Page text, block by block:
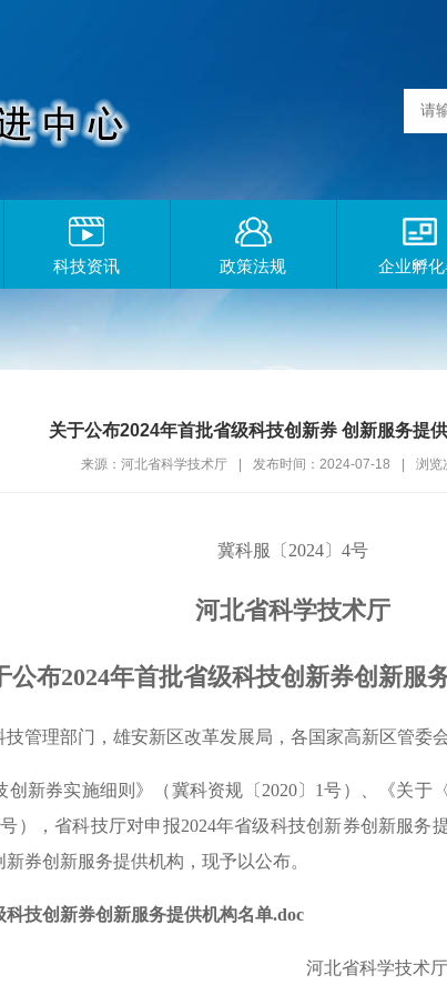
科技资讯 政策法规 企业孵化
关于公布2024年首批省级科技创新券 创新服务提
来源：河北省科学技术厅 发布时间：2024-07-18 浏览
冀科服〔2024〕4号
河北省科学技术厅
公布2024年首批省级科技创新券创新服
管理部门，雄安新区改革发展局，各国家高新区管委
券实施细则》（冀科资规〔2020〕1号）、《关于
），省科技厅对申报2024年省级科技创新券创新服务
券创新服务提供机构，现予以公布。
科技创新券创新服务提供机构名单.doc
河北省科学技术厅